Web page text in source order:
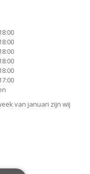
van januari zijn wij